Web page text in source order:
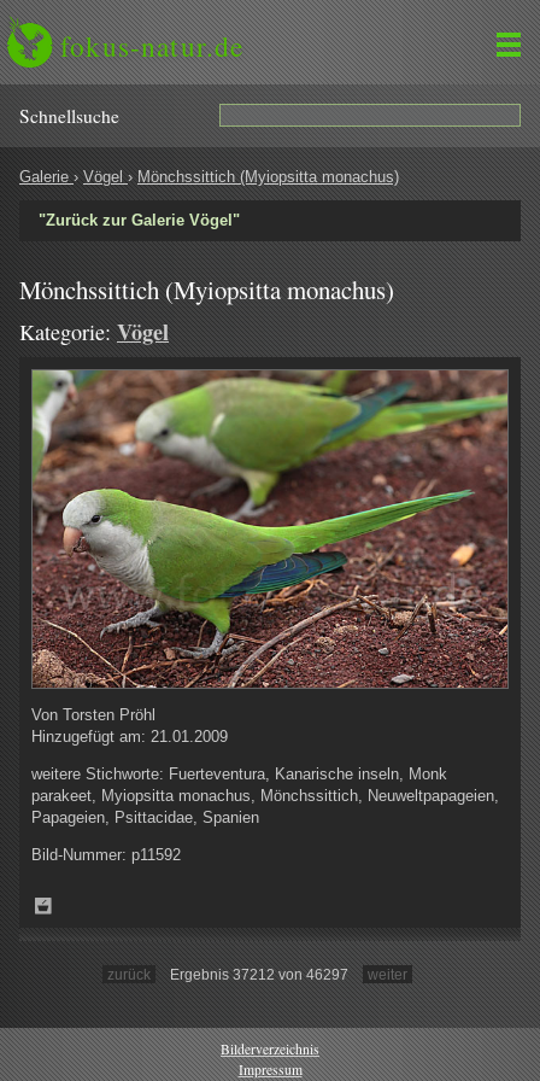
fokus-natur.de
Schnell­suche
Galerie › Vögel › Mönchssittich (Myiopsitta monachus)
"Zurück zur Galerie Vögel"
Mönchssittich (Myiopsitta monachus)
Kategorie: Vögel
Von Torsten Pröhl
Hinzugefügt am: 21.01.2009
weitere Stichworte: Fuerteventura, Kanarische inseln, Monk
parakeet, Myiopsitta monachus, Mönchssittich, Neuweltpapageien,
Papageien, Psittacidae, Spanien
Bild-Nummer: p11592
zurück Ergebnis 37212 von 46297 weiter
Bilderverzeichnis
Impressum